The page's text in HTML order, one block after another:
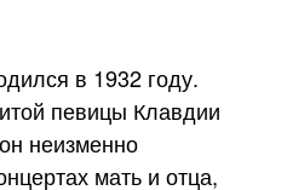
в 1932 году.
певицы Клавдии
неизменно
мать и отца,